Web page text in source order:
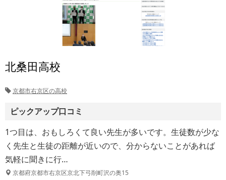
北桑田高校
京都市右京区の高校
ピックアップ口コミ
1つ目は、おもしろくて良い先生が多いです。生徒数が少な
く先生と生徒の距離が近いので、分からないことがあれば
気軽に聞きに行…
京都府京都市右京区京北下弓削町沢の奥15